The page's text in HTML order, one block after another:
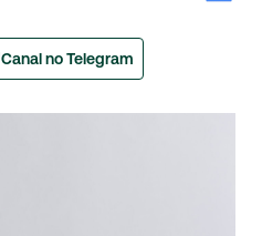
Canal no Telegram